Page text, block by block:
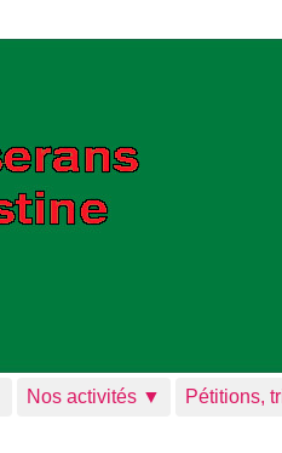
Nos activités ▼ Pétitions,